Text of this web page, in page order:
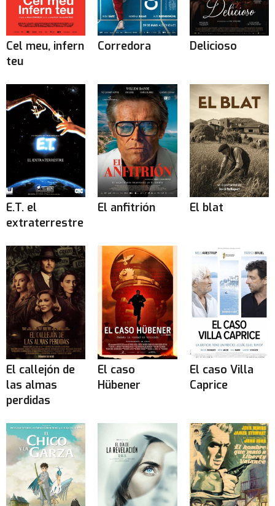
Cel meu, infern
teu
Corredora Delicioso
E.T. el
extraterrestre
El anfitrión El blat
El callejón de
las almas
perdidas
El caso
Hübener
El caso Villa
Caprice